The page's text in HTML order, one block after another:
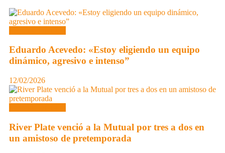
Eduardo Acevedo: «Estoy eligiendo un equipo
dinámico, agresivo e intenso”
12/02/2026
River Plate venció a la Mutual por tres a dos en
un amistoso de pretemporada